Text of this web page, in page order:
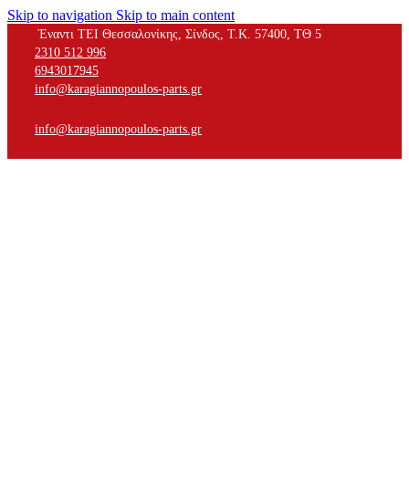
Skip to navigation Skip to main content
Έναντι ΤΕΙ Θεσσαλονίκης, Σίνδος, Τ.Κ. 57400, ΤΘ 5
2310 512 996
6943017945
info@karagiannopoulos-parts.gr
info@karagiannopoulos-parts.gr